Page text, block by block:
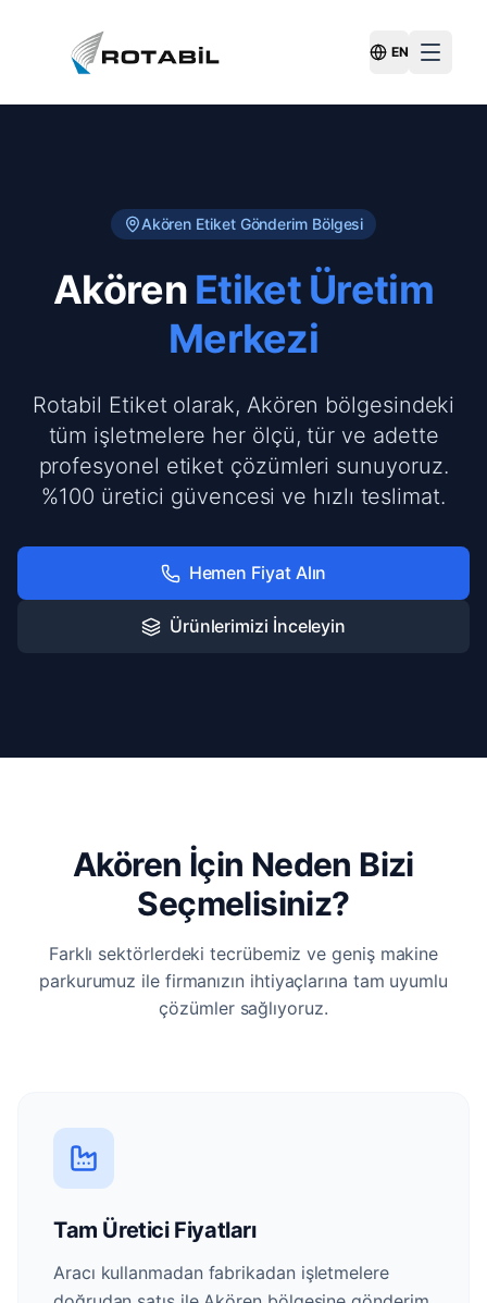
Switch
EN
Akören Etiket Gönderim Bölgesi
Akören Etiket Üretim
Merkezi
Rotabil Etiket olarak, Akören bölgesindeki
tüm işletmelere her ölçü, tür ve adette
profesyonel etiket çözümleri sunuyoruz.
%100 üretici güvencesi ve hızlı teslimat.
Hemen Fiyat Alın
Ürünlerimizi İnceleyin
Akören İçin Neden Bizi
Seçmelisiniz?
Farklı sektörlerdeki tecrübemiz ve geniş makine
parkurumuz ile firmanızın ihtiyaçlarına tam uyumlu
çözümler sağlıyoruz.
Tam Üretici Fiyatları
Aracı kullanmadan fabrikadan işletmelere